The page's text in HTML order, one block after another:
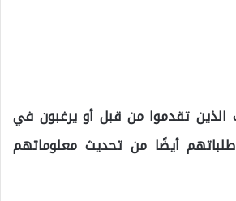
الذين تقدموا من قبل أو يرغبون في
أيضًا من تحديث معلوماتهم